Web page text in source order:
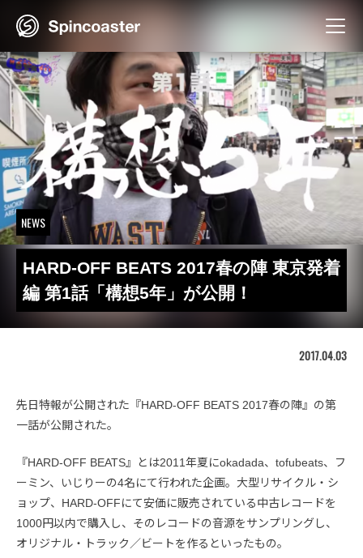
NEWS
HARD-OFF BEATS 2017春の陣 東京発着
編 第1話「構想5年」が公開！
2017.04.03
先日特報が公開された『HARD-OFF BEATS 2017春の陣』の第
一話が公開された。
『HARD-OFF BEATS』とは2011年夏にokadada、tofubeats、フ
ーミン、いじりーの4名にて行われた企画。大型リサイクル・シ
ョップ、HARD-OFFにて安価に販売されている中古レコードを
1000円以内で購入し、そのレコードの音源をサンプリングし、
オリジナル・トラック／ビートを作るといったもの。